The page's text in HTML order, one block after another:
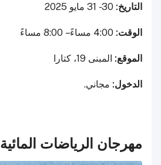
التاريخ:
الوقت:
الموقع: المبنى 19، كتارا
الدخول: مجاني.
مهرجان الرياضات المائية